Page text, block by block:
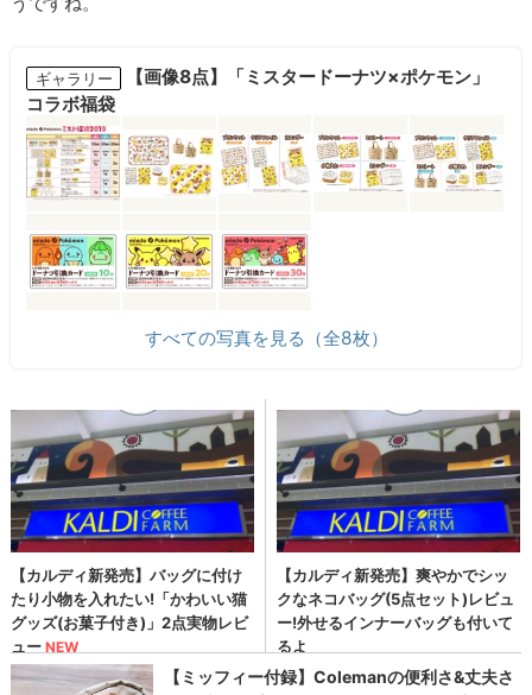
ギャラリー
【画像8点】「ミスタードーナツ×ポケモン」
コラボ福袋
すべての写真を見る（全8枚）